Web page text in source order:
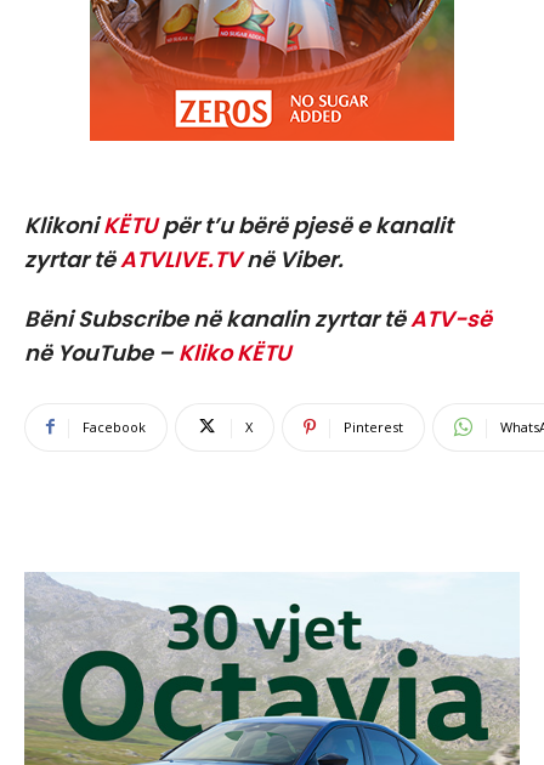
KlikoniKËTUpër t’u bërë pjesë e kanalit
zyrtar tëATVLIVE.TVnë Viber.
Bëni Subscribe në kanalin zyrtar tëATV-së
në YouTube – Kliko KËTU
Facebook X Pinterest